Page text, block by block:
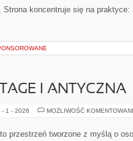
koncentruje się na praktyce:
I ANTYCZNA
- 1 - 2026 MOŻLIWOŚĆ
przestrzeń tworzone z myślą o